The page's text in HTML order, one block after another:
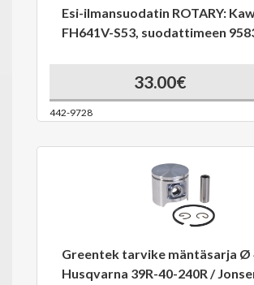
Esi-ilmansuodatin ROTARY:
FH641V-S53, suodattimeen
33.00€
442-9728
Greentek tarvike mäntäsarja Ø
Husqvarna 39R-40-240R /